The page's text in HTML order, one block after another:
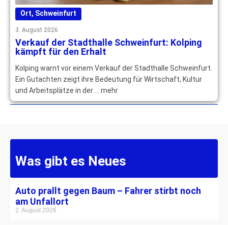
Ort, Schweinfurt
3. August 2026
Verkauf der Stadthalle Schweinfurt: Kolping
kämpft für den Erhalt
Kolping warnt vor einem Verkauf der Stadthalle Schweinfurt.
Ein Gutachten zeigt ihre Bedeutung für Wirtschaft, Kultur
und Arbeitsplätze in der … mehr
Was gibt es Neues
Auto prallt gegen Baum – Fahrer stirbt noch
am Unfallort
2. August 2026